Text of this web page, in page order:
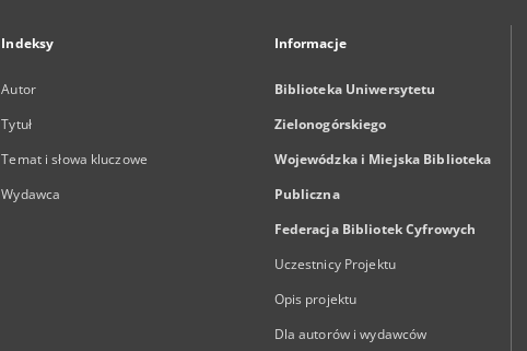
Indeksy
Autor
Tytuł
Temat i słowa kluczowe
Wydawca
Informacje
Biblioteka Uniwersytetu
Zielonogórskiego
Wojewódzka i Miejska Biblioteka
Publiczna
Federacja Bibliotek Cyfrowych
Uczestnicy Projektu
Opis projektu
Dla autorów i wydawców